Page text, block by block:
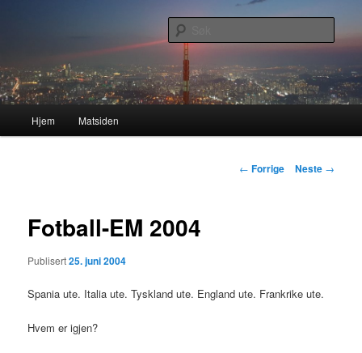
hovedinnholdet
Lasses hjemmeside
Hjem Matsiden
Innleggsnavigasjon
← Forrige Neste →
Fotball-EM 2004
Publisert25. juni 2004
Spania ute. Italia ute. Tyskland ute. England ute. Frankrike ute.
Hvem er igjen?